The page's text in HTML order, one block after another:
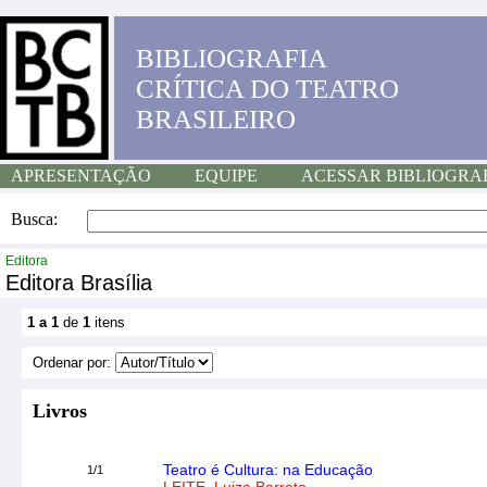
BIBLIOGRAFIA
CRÍTICA DO TEATRO
BRASILEIRO
APRESENTAÇÃO EQUIPE ACESSAR
Busca:
Editora
Editora Brasília
1 a 1 de 1 itens
Ordenar por:
Livros
1/1
Teatro é Cultura: na Educação